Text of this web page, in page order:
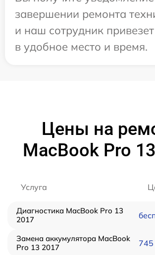
завершении ремонта
и наш сотрудник
в удобное место и время.
Цены на
MacBook Pro
Услуга
Диагностика MacBook Pro 13
2017
Замена аккумулятора MacBook
Pro 13 2017
745